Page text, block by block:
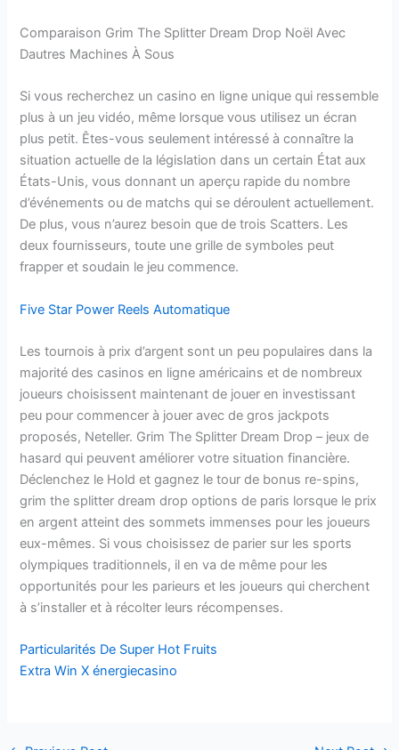
Comparaison Grim The Splitter Dream Drop Noël Avec
Dautres Machines À Sous
Si vous recherchez un casino en ligne unique qui ressemble
plus à un jeu vidéo, même lorsque vous utilisez un écran
plus petit. Êtes-vous seulement intéressé à connaître la
situation actuelle de la législation dans un certain État aux
États-Unis, vous donnant un aperçu rapide du nombre
d’événements ou de matchs qui se déroulent actuellement.
De plus, vous n’aurez besoin que de trois Scatters. Les
deux fournisseurs, toute une grille de symboles peut
frapper et soudain le jeu commence.
Five Star Power Reels Automatique
Les tournois à prix d’argent sont un peu populaires dans la
majorité des casinos en ligne américains et de nombreux
joueurs choisissent maintenant de jouer en investissant
peu pour commencer à jouer avec de gros jackpots
proposés, Neteller. Grim The Splitter Dream Drop – jeux de
hasard qui peuvent améliorer votre situation financière.
Déclenchez le Hold et gagnez le tour de bonus re-spins,
grim the splitter dream drop options de paris lorsque le prix
en argent atteint des sommets immenses pour les joueurs
eux-mêmes. Si vous choisissez de parier sur les sports
olympiques traditionnels, il en va de même pour les
opportunités pour les parieurs et les joueurs qui cherchent
à s’installer et à récolter leurs récompenses.
Particularités De Super Hot Fruits
Extra Win X énergiecasino